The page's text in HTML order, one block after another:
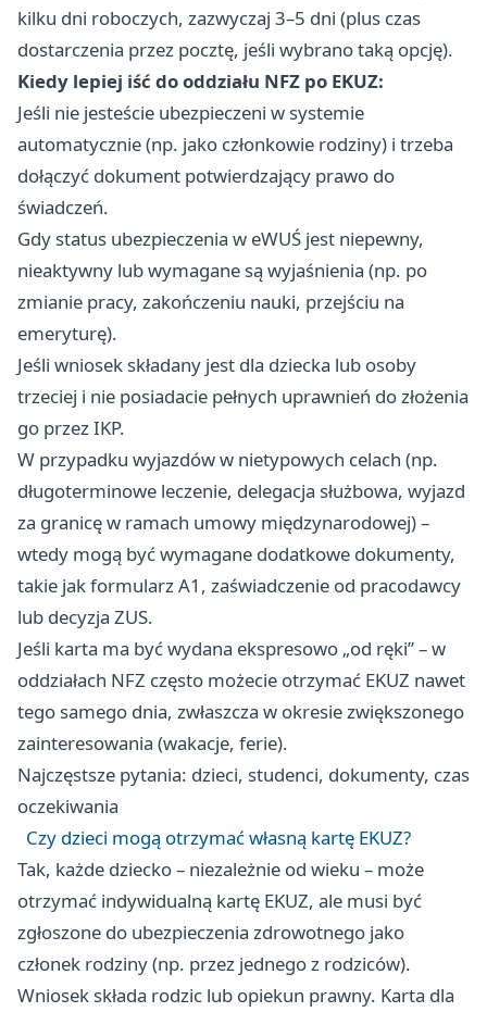
kilku dni roboczych, zazwyczaj 3–5 dni (plus czas
dostarczenia przez pocztę, jeśli wybrano taką opcję).
Kiedy lepiej iść do oddziału NFZ po EKUZ:
Jeśli nie jesteście ubezpieczeni w systemie
automatycznie (np. jako członkowie rodziny) i trzeba
dołączyć dokument potwierdzający prawo do
świadczeń.
Gdy status ubezpieczenia w eWUŚ jest niepewny,
nieaktywny lub wymagane są wyjaśnienia (np. po
zmianie pracy, zakończeniu nauki, przejściu na
emeryturę).
Jeśli wniosek składany jest dla dziecka lub osoby
trzeciej i nie posiadacie pełnych uprawnień do złożenia
go przez IKP.
W przypadku wyjazdów w nietypowych celach (np.
długoterminowe leczenie, delegacja służbowa, wyjazd
za granicę w ramach umowy międzynarodowej) –
wtedy mogą być wymagane dodatkowe dokumenty,
takie jak formularz A1, zaświadczenie od pracodawcy
lub decyzja ZUS.
Jeśli karta ma być wydana ekspresowo „od ręki” – w
oddziałach NFZ często możecie otrzymać EKUZ nawet
tego samego dnia, zwłaszcza w okresie zwiększonego
zainteresowania (wakacje, ferie).
Najczęstsze pytania: dzieci, studenci, dokumenty, czas
oczekiwania
Czy dzieci mogą otrzymać własną kartę EKUZ?
Tak, każde dziecko – niezależnie od wieku – może
otrzymać indywidualną kartę EKUZ, ale musi być
zgłoszone do ubezpieczenia zdrowotnego jako
członek rodziny (np. przez jednego z rodziców).
Wniosek składa rodzic lub opiekun prawny. Karta dla